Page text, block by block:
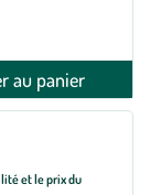
au panier
et le prix du